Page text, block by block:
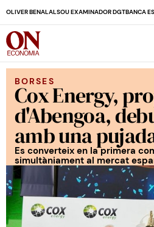
OLIVER BENALALSOU EXAMINADOR DGTBANCA
BORSES
Cox Energy,
d'Abengoa,
amb una
Es converteix en la primera
simultàniament al mercat